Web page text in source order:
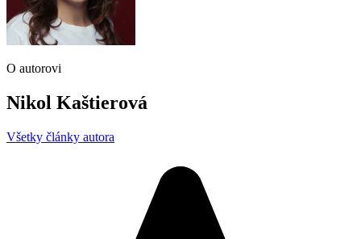
O autorovi
Nikol Kaštierová
Všetky články autora